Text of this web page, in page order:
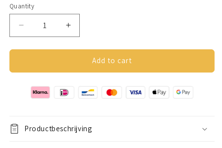
Quantity
Decrease
quantity
for
Anxiety
(Zonnebloem)
Goudkleurig
Increase
quantity
for
Despora
Anxiety
(Zonnebloem)
Add to cart
Productbeschrijving